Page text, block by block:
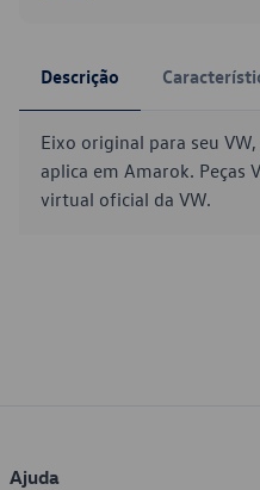
Descrição
Eixo original para seu
aplica em Amarok. Peças
virtual oficial da VW.
Ajuda